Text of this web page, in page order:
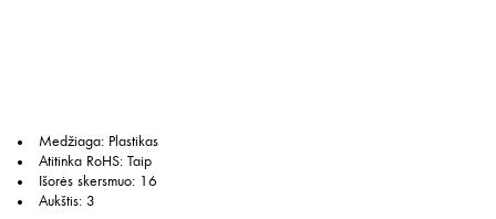
Medžiaga: Plastikas
Atitinka RoHS: Taip
Išorės skersmuo: 16
Aukštis: 3